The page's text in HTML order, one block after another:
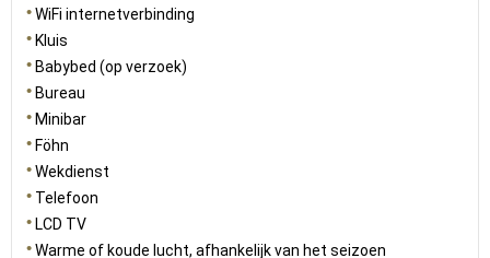
WiFi internetverbinding
Kluis
Babybed (op verzoek)
Bureau
Minibar
Föhn
Wekdienst
Telefoon
LCD TV
Warme of koude lucht, afhankelijk van het seizoen